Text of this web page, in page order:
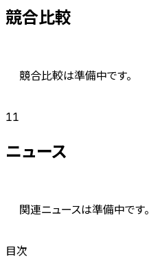
競合比較
競合比較は準備中です。
11
ニュース
関連ニュースは準備中です。
目次